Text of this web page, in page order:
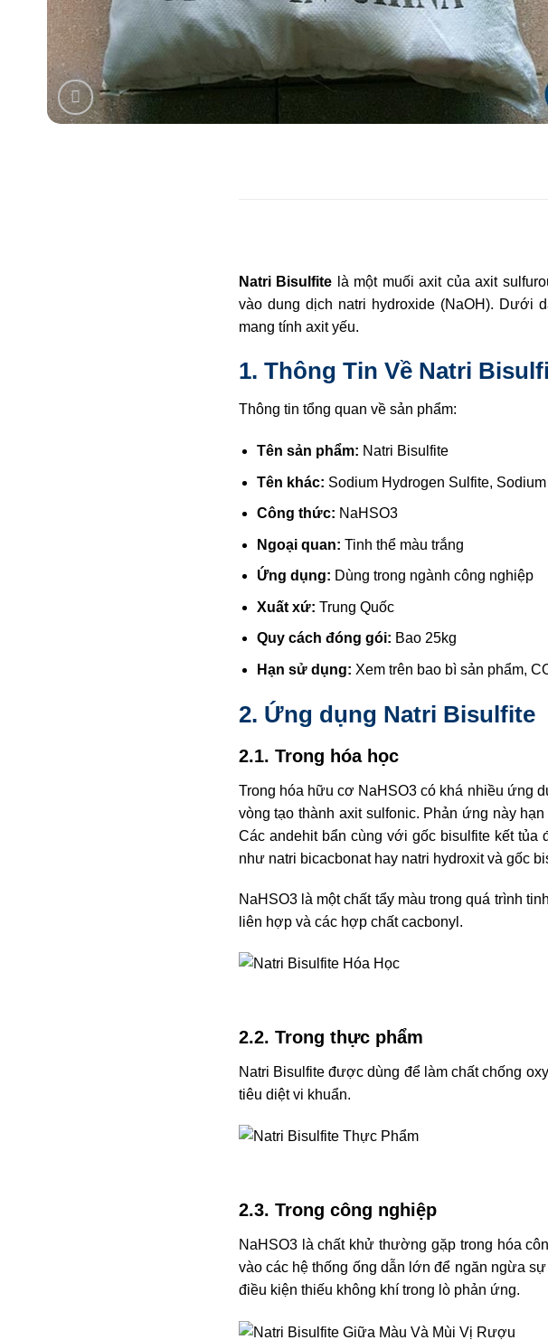
Natri Bisulfite là một muối axit của axit
vào dung dịch natri hydroxide (NaOH). Dưới
mang tính axit yếu.
1. Thông Tin Về Natri
Thông tin tổng quan về sản phẩm:
Tên sản phẩm: Natri Bisulfite
Tên khác: Sodium Hydrogen Sulfite,
Công thức: NaHSO3
Ngoại quan: Tinh thể màu trắng
Ứng dụng: Dùng trong ngành công nghiệp
Xuất xứ: Trung Quốc
Quy cách đóng gói: Bao 25kg
Hạn sử dụng: Xem trên bao bì sản phẩm,
2. Ứng dụng Natri Bisulfite
2.1. Trong hóa học
Trong hóa hữu cơ NaHSO3 có khá nhiều ứng
vòng tạo thành axit sulfonic. Phản ứng này
Các andehit bẩn cùng với gốc bisulfite kết
như natri bicacbonat hay natri hydroxit và gốc
NaHSO3 là một chất tẩy màu trong quá trình
liên hợp và các hợp chất cacbonyl.
2.2. Trong thực phẩm
Natri Bisulfite được dùng để làm chất chống
tiêu diệt vi khuẩn.
2.3. Trong công nghiệp
NaHSO3 là chất khử thường gặp trong hóa
vào các hệ thống ống dẫn lớn để ngăn ngừa
điều kiện thiếu không khí trong lò phản ứng.